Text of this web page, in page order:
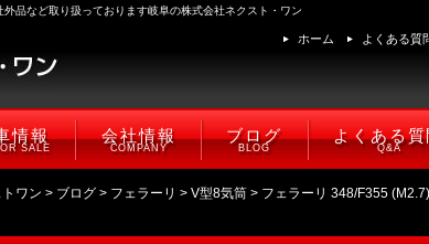
品など取り扱っております岐阜の株式会社ネクスト・ワン
ホーム よくある質
情報
SALE
会社情報
COMPANY
ブログ
BLOG
よくある
Q&A
ワン > ブログ > フェラーリ > V型8気筒 > フェラーリ 348/F355